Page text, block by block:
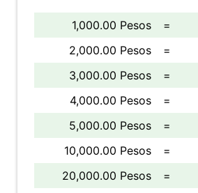
1,000.00 Pesos =
2,000.00 Pesos
=
3,000.00 Pesos
=
4,000.00 Pesos
=
5,000.00 Pesos
=
10,000.00 Pesos
=
20,000.00 Pesos
=